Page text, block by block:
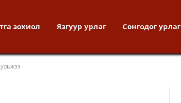
зохиол Язгуур урлаг Сонгодог урлаг